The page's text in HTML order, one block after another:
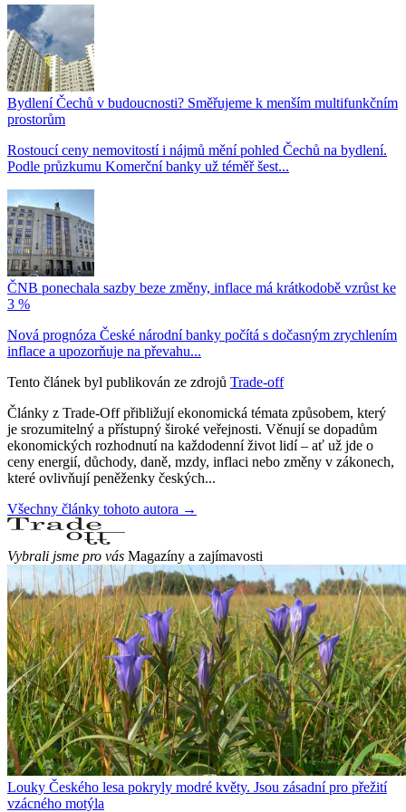
Bydlení Čechů v budoucnosti? Směřujeme k menším multifunkčním
prostorům
Rostoucí ceny nemovitostí i nájmů mění pohled Čechů na bydlení.
Podle průzkumu Komerční banky už téměř šest...
ČNB ponechala sazby beze změny, inflace má krátkodobě vzrůst ke
3 %
Nová prognóza České národní banky počítá s dočasným zrychlením
inflace a upozorňuje na převahu...
Tento článek byl publikován ze zdrojů Trade-off
Články z Trade-Off přibližují ekonomická témata způsobem, který
je srozumitelný a přístupný široké veřejnosti. Věnují se dopadům
ekonomických rozhodnutí na každodenní život lidí – ať už jde o
ceny energií, důchody, daně, mzdy, inflaci nebo změny v zákonech,
které ovlivňují peněženky českých...
Všechny články tohoto autora →
Vybrali jsme pro vás Magazíny a zajímavosti
Louky Českého lesa pokryly modré květy. Jsou zásadní pro přežití
vzácného motýla